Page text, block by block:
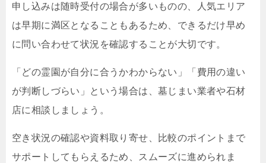
申し込みは随時受付の場合が多いものの、人気エリア
は早期に満区となることもあるため、できるだけ早め
に問い合わせて状況を確認することが大切です。
「どの霊園が自分に合うかわからない」「費用の違い
が判断しづらい」という場合は、墓じまい業者や石材
店に相談しましょう。
空き状況の確認や資料取り寄せ、比較のポイントまで
サポートしてもらえるため、スムーズに進められま